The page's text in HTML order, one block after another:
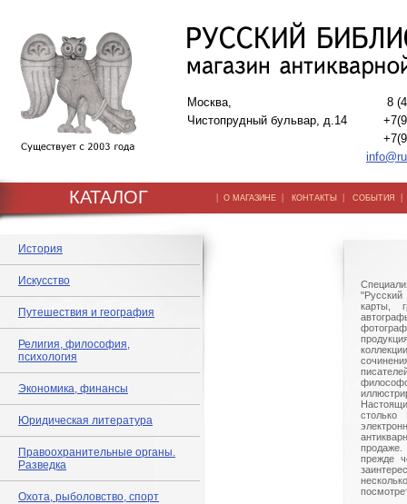
Москва,
Чистопрудный бульвар, д.14
8
КАТАЛОГ | О МАГАЗИНЕ | КОНТАКТЫ | СОБЫТИЯ
История
Искусство
Путешествия и география
Религия, философия,
психология
Экономика, финансы
Юридическая литература
Правоохранительные органы.
Разведка
Охота, рыболовство, спорт
"Русский
карты,
столько
прежде